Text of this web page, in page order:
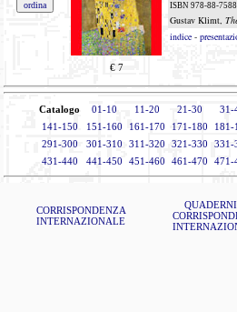
ISBN 978-88-
Gustav Klimt,
indice -
€ 7
Catalogo 01-10 11-20 21-30
31-
141-150
151-160 161-170 171-180
181-
291-300
301-310 311-320 321-330
331-
431-440
441-450 451-460 461-470 471-
CORRISPONDENZA
INTERNAZIONALE